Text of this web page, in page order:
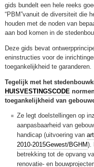
gids bundelt een hele reeks
“PBM”vanuit de diversiteit die
houden met de noden van
aan bod komen in de
Deze gids bevat
eninstructies voor de
toegankelijkheid te garanderen.
Tegelijk met het
HUISVESTINGSCODE
toegankelijkheid van
Ze legt doelstellingen op
aanpasbaarheid van
handicap (uitvoering van
2010-2015Gewest/BGHM).
betrekking tot de opvang
renovatie- en